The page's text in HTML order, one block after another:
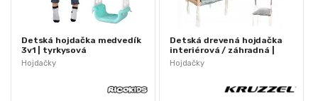
Hojdačky
Detská hojdačka medvedík
3v1 | tyrkysová
Hojdačky
Detská drevená hojdačka
interiérová / záhradná |
sivá